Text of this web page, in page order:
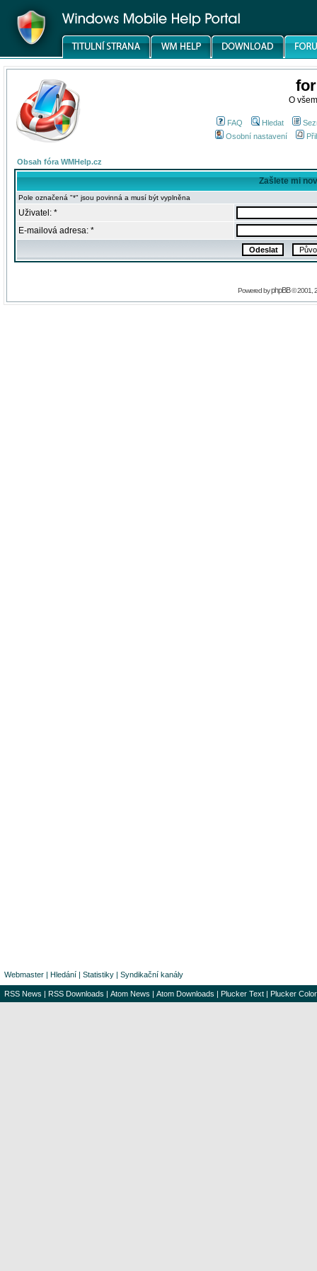
O
FAQ Hledat
Osobní nastavení
Obsah fóra WMHelp.cz
Zašlete mi
Pole označená "*" jsou povinná a musí být vyplněna
Uživatel: *
E-mailová adresa: *
Powered byphpBB© 2001,
Webmaster | Hledání | Statistiky | Syndikační kanály
RSS News | RSS Downloads | Atom News | Atom Downloads | Plucker Text | Plucker Color